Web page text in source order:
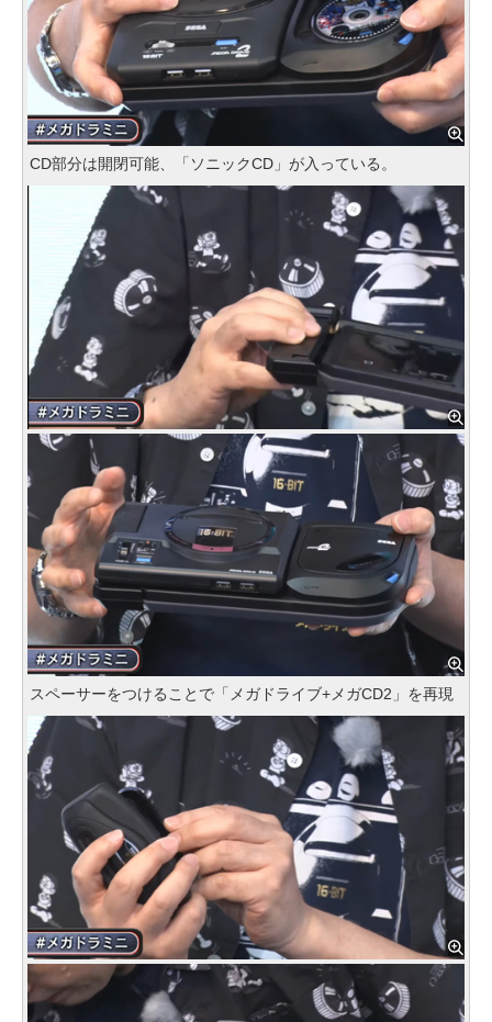
CD部分は開閉可能、「ソニックCD」が入っている。
スペーサーをつけることで「メガドライブ+メガCD2」を再現